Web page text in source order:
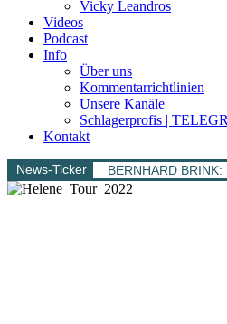
Vicky Leandros
Videos
Podcast
Info
Über uns
Kommentarrichtlinien
Unsere Kanäle
Schlagerprofis |
Kontakt
News-Ticker BERNHARD